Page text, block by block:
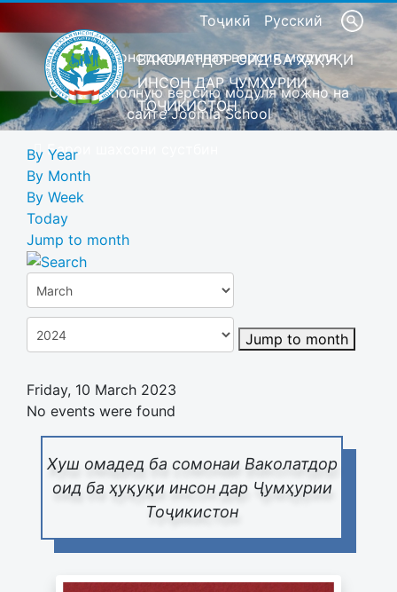
Тоҷикӣ Русский
Это демонстрационная версия модуля
Скачать полную версию модуля можно на
сайте Joomla School
Барои шахсони сустбин
ВАКОЛАТДОР ОИД БА ҲУҚУҚИ
ИНСОН ДАР ҶУМҲУРИИ
ТОҶИКИСТОН
Хуш омадед ба сомонаи Ваколатдор
оид ба ҳуқуқи инсон дар Ҷумҳурии
Тоҷикистон
By Year
By Month
By Week
Today
Jump to month
Jump to month
Friday, 10 March 2023
No events were found